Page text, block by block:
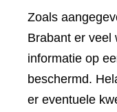
Zoals
Brabant er veel
informatie op
beschermd.
er eventuele